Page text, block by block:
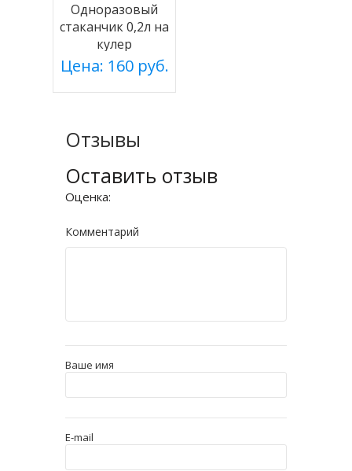
Одноразовый
стаканчик 0,2л на
кулер
Цена: 160 руб.
Отзывы
Оставить отзыв
Оценка:
Комментарий
Ваше имя
E-mail